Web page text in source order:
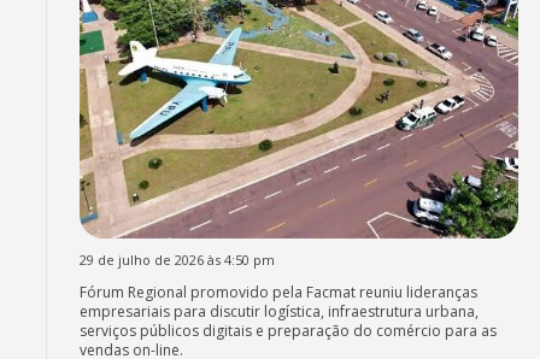
29 de julho de 2026 às 4:50 pm
Fórum Regional promovido pela Facmat reuniu lideranças
empresariais para discutir logística, infraestrutura urbana,
serviços públicos digitais e preparação do comércio para as
vendas on-line.